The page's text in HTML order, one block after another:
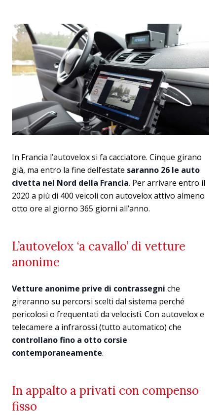
In Francia l’autovelox si fa cacciatore. Cinque girano
già, ma entro la fine dell’estate saranno 26 le auto
civetta nel Nord della Francia. Per arrivare entro il
2020 a più di 400 veicoli con autovelox attivo almeno
otto ore al giorno 365 giorni all’anno.
L’autovelox ‘a cavallo’ di vetture
anonime
Vetture anonime prive di contrassegni che
gireranno su percorsi scelti dal sistema perché
pericolosi o frequentati da velocisti. Con autovelox e
telecamere a infrarossi (tutto automatico) che
controllano fino a otto corsie
contemporaneamente.
In appalto a privati con compenso
fisso